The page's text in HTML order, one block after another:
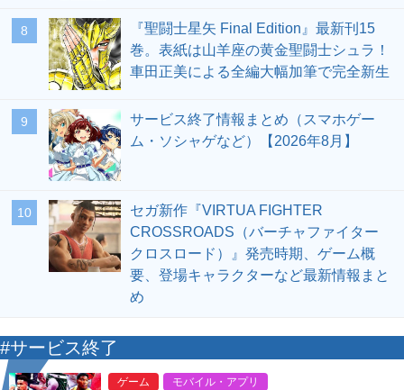
8
『聖闘士星矢 Final Edition』最新刊15
巻。表紙は山羊座の黄金聖闘士シュラ！
車田正美による全編大幅加筆で完全新生
9
サービス終了情報まとめ（スマホゲー
ム・ソシャゲなど）【2026年8月】
10
セガ新作『VIRTUA FIGHTER
CROSSROADS（バーチャファイター
クロスロード）』発売時期、ゲーム概
要、登場キャラクターなど最新情報まと
め
#サービス終了
ゲーム モバイル・アプリ